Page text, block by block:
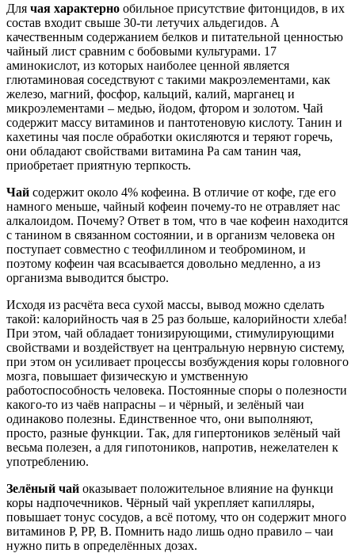
Для чая характерно обильное присутствие фитонцидов, в их
состав входит свыше 30-ти летучих альдегидов. А
качественным содержанием белков и питательной ценностью
чайный лист сравним с бобовыми культурами. 17
аминокислот, из которых наиболее ценной является
глютаминовая соседствуют с такими макроэлементами, как
железо, магний, фосфор, кальций, калий, марганец и
микроэлементами – медью, йодом, фтором и золотом. Чай
содержит массу витаминов и пантотеновую кислоту. Танин и
кахетины чая после обработки окисляются и теряют горечь,
они обладают свойствами витамина Ра сам танин чая,
приобретает приятную терпкость.
Чай содержит около 4% кофеина. В отличие от кофе, где его
намного меньше, чайный кофеин почему-то не отравляет нас
алкалоидом. Почему? Ответ в том, что в чае кофеин находится
с танином в связанном состоянии, и в организм человека он
поступает совместно с теофиллином и теобромином, и
поэтому кофеин чая всасывается довольно медленно, а из
организма выводится быстро.
Исходя из расчёта веса сухой массы, вывод можно сделать
такой: калорийность чая в 25 раз больше, калорийности хлеба!
При этом, чай обладает тонизирующими, стимулирующими
свойствами и воздействует на центральную нервную систему,
при этом он усиливает процессы возбуждения коры головного
мозга, повышает физическую и умственную
работоспособность человека. Постоянные споры о полезности
какого-то из чаёв напрасны – и чёрный, и зелёный чаи
одинаково полезны. Единственное что, они выполняют,
просто, разные функции. Так, для гипертоников зелёный чай
весьма полезен, а для гипотоников, напротив, нежелателен к
употреблению.
Зелёный чай оказывает положительное влияние на функци
коры надпочечников. Чёрный чай укрепляет капилляры,
повышает тонус сосудов, а всё потому, что он содержит много
витаминов Р, PP, В. Помнить надо лишь одно правило – чаи
нужно пить в определённых дозах.